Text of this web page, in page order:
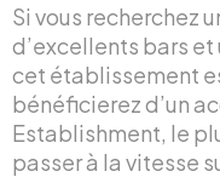
Si vous recherchez
d’excellents bars
cet établissement
bénéficierez d’un
Establishment, le
passer à la vitesse